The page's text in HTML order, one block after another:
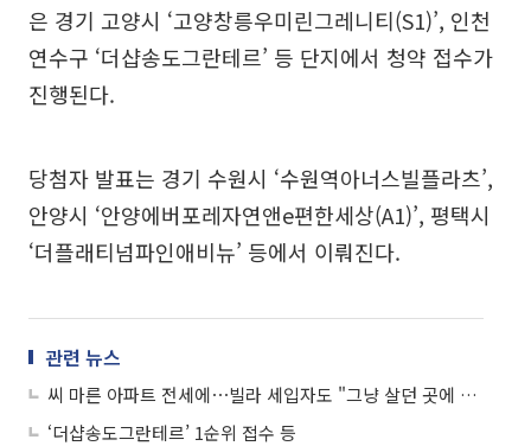
은 경기 고양시 ‘고양창릉우미린그레니티(S1)’, 인천
연수구 ‘더샵송도그란테르’ 등 단지에서 청약 접수가
진행된다.
당첨자 발표는 경기 수원시 ‘수원역아너스빌플라츠’,
안양시 ‘안양에버포레자연앤e편한세상(A1)’, 평택시
‘더플래티넘파인애비뉴’ 등에서 이뤄진다.
관련 뉴스
씨 마른 아파트 전세에⋯빌라 세입자도 "그냥 살던 곳에 버티자"
‘더샵송도그란테르’ 1순위 접수 등